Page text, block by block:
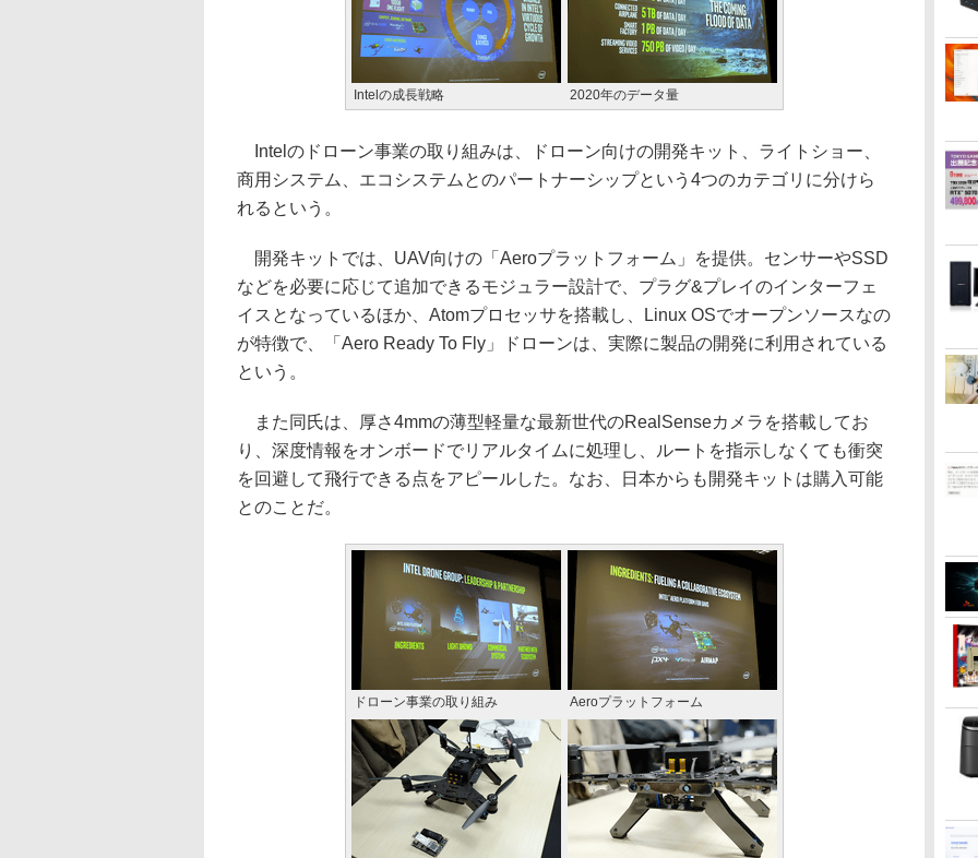
Intelの成長戦略 2020年のデータ量
Intelのドローン事業の取り組みは、ドローン向けの開発キット、ライトショー、
商用システム、エコシステムとのパートナーシップという4つのカテゴリに分けら
れるという。
開発キットでは、UAV向けの「Aeroプラットフォーム」を提供。センサーやSSD
などを必要に応じて追加できるモジュラー設計で、プラグ&プレイのインターフェ
イスとなっているほか、Atomプロセッサを搭載し、Linux OSでオープンソースなの
が特徴で、「Aero Ready To Fly」ドローンは、実際に製品の開発に利用されている
という。
また同氏は、厚さ4mmの薄型軽量な最新世代のRealSenseカメラを搭載してお
り、深度情報をオンボードでリアルタイムに処理し、ルートを指示しなくても衝突
を回避して飛行できる点をアピールした。なお、日本からも開発キットは購入可能
とのことだ。
ドローン事業の取り組み Aeroプラットフォーム